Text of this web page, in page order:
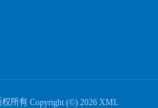
权所有 Copyright (©) 2026 XML